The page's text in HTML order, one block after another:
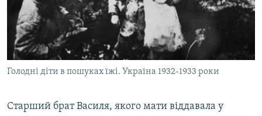
Голодні діти в пошуках їжі. Україна 1932-1933 роки
Старший брат Василя, якого мати віддавала у